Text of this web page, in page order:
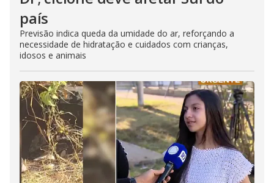
país
Previsão indica queda da umidade do ar, reforçando a
necessidade de hidratação e cuidados com crianças,
idosos e animais